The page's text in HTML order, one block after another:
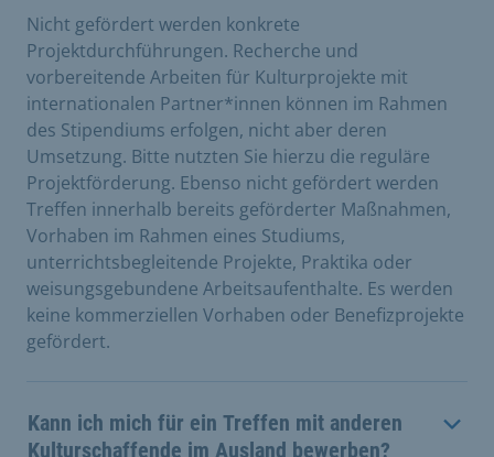
Nicht gefördert werden konkrete
Projektdurchführungen. Recherche und
vorbereitende Arbeiten für Kulturprojekte mit
internationalen Partner*innen können im Rahmen
des Stipendiums erfolgen, nicht aber deren
Umsetzung. Bitte nutzten Sie hierzu die reguläre
Projektförderung. Ebenso nicht gefördert werden
Treffen innerhalb bereits geförderter Maßnahmen,
Vorhaben im Rahmen eines Studiums,
unterrichtsbegleitende Projekte, Praktika oder
weisungsgebundene Arbeitsaufenthalte. Es werden
keine kommerziellen Vorhaben oder Benefizprojekte
gefördert.
Kann ich mich für ein Treffen mit anderen
Kulturschaffende im Ausland bewerben?